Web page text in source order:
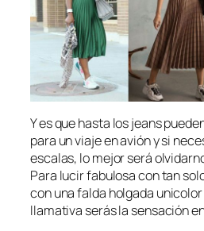
Y es que hasta los jeans
para un viaje en avión y si
escalas, lo mejor será
Para lucir fabulosa con tan
con una falda holgada
llamativa serás la sensación